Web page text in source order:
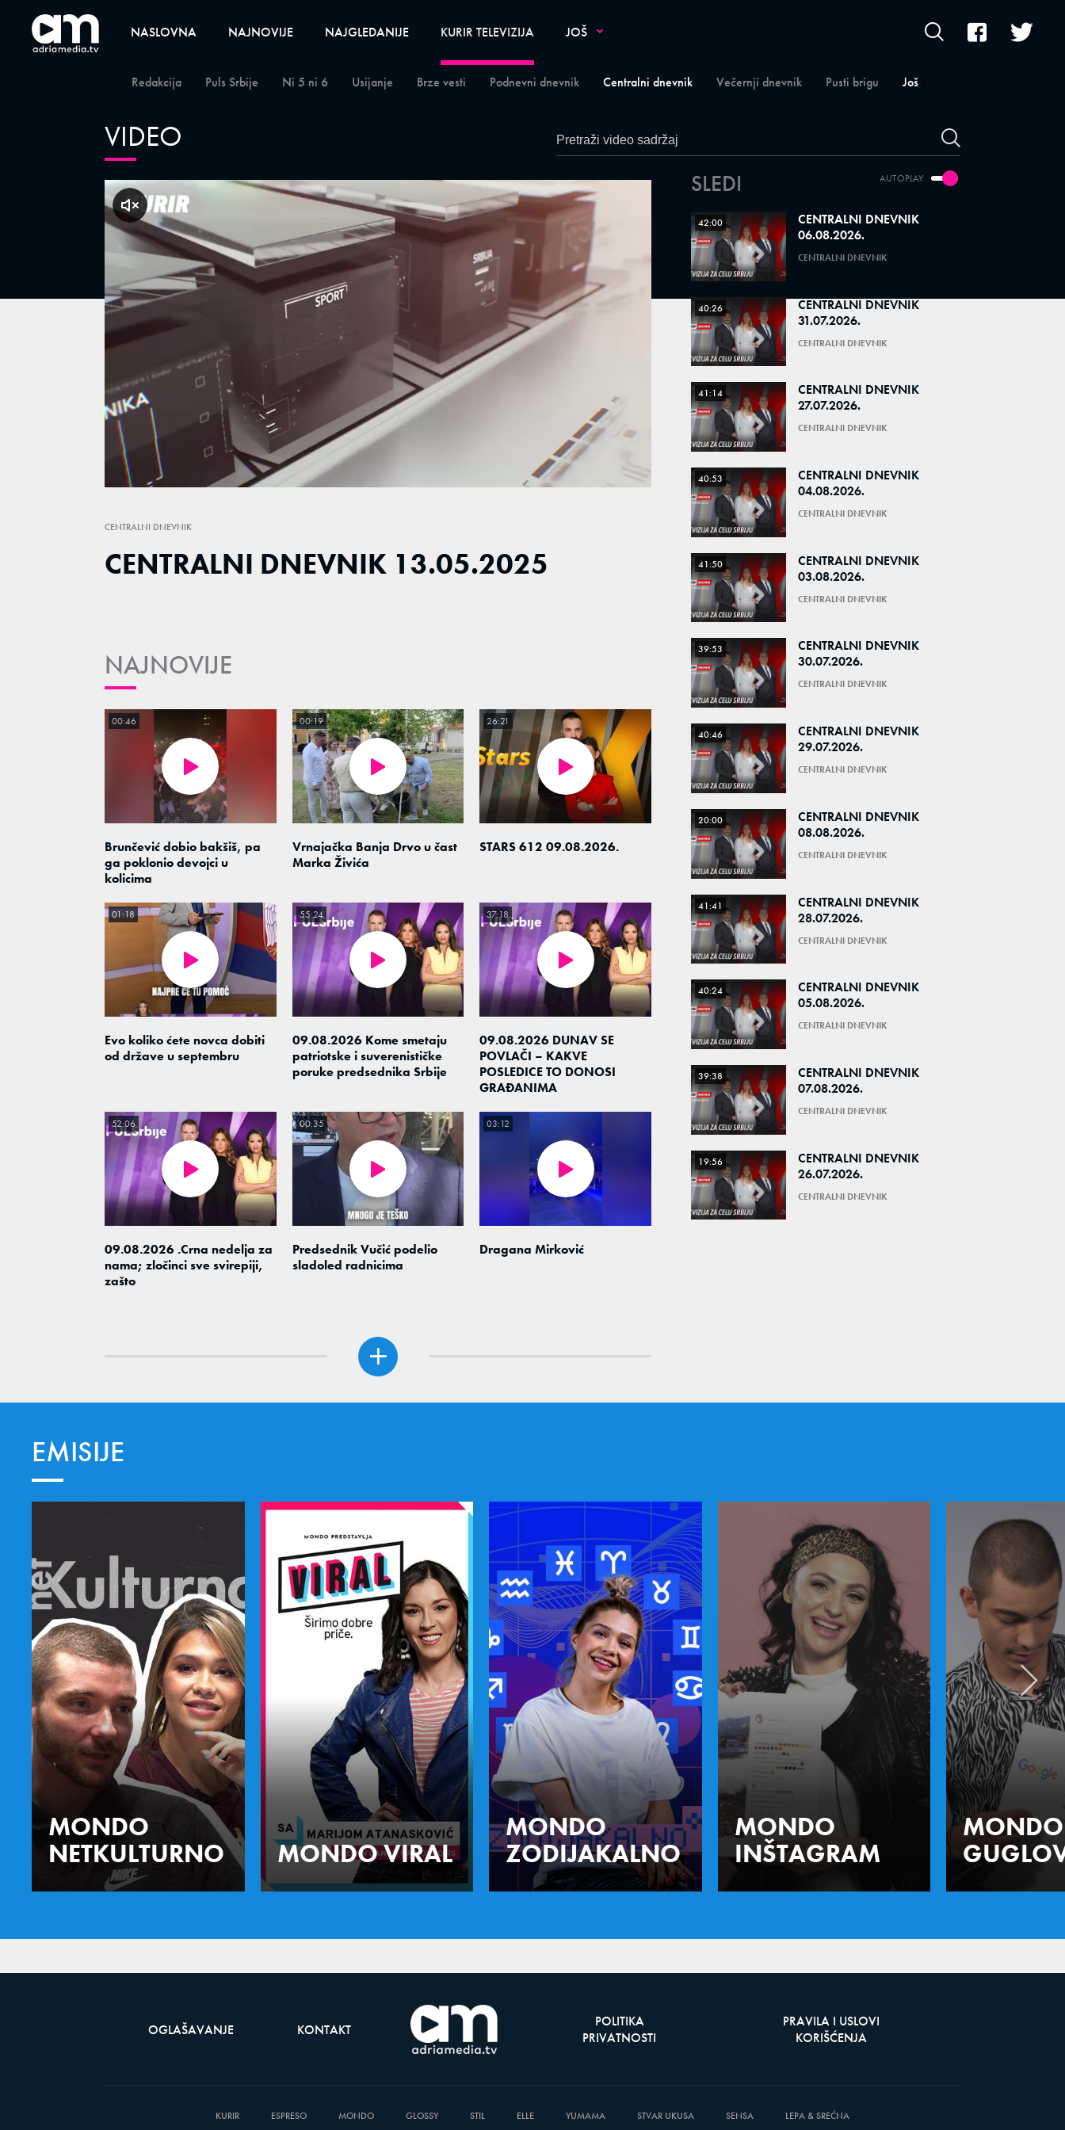
NASLOVNA NAJNOVIJE NAJGLEDANIJE KURIR TELEVIZIJA
Redakcija Puls Srbije Ni 5 ni 6 Usijanje Brze vesti Podnevni dnevnik Centralni dnevnik Večernji dnevnik Pusti brigu Još
JOŠ
VIDEO
Unmute
Loaded
1.50%
klikni za zvuk
CENTRALNI DNEVNIK
CENTRALNI DNEVNIK 13.05.2025
NAJNOVIJE
Brunčević dobio bakšiš, pa
ga poklonio devojci u
kolicima
00:46
Vrnajačka Banja Drvo u čast
Marka Živića
00:19
STARS 612 09.08.2026.
26:21
Evo koliko ćete novca dobiti
od države u septembru
01:18
09.08.2026 Kome smetaju
patriotske i suverenističke
poruke predsednika Srbije
55:24
09.08.2026 DUNAV SE
POVLAČI – KAKVE
POSLEDICE TO DONOSI
GRAĐANIMA
37:18
09.08.2026 .Crna nedelja za
nama; zločinci sve svirepiji,
zašto
52:06
Predsednik Vučić podelio
sladoled radnicima
00:35
Dragana Mirković
03:12
AUTOPLAY
SLEDI
42:00
CENTRALNI DNEVNIK
06.08.2026.
CENTRALNI DNEVNIK
40:26
CENTRALNI DNEVNIK
31.07.2026.
CENTRALNI DNEVNIK
41:14
CENTRALNI DNEVNIK
27.07.2026.
CENTRALNI DNEVNIK
40:53
CENTRALNI DNEVNIK
04.08.2026.
CENTRALNI DNEVNIK
41:50
CENTRALNI DNEVNIK
03.08.2026.
CENTRALNI DNEVNIK
39:53
CENTRALNI DNEVNIK
30.07.2026.
CENTRALNI DNEVNIK
40:46
CENTRALNI DNEVNIK
29.07.2026.
CENTRALNI DNEVNIK
20:00
CENTRALNI DNEVNIK
08.08.2026.
CENTRALNI DNEVNIK
41:41
CENTRALNI DNEVNIK
28.07.2026.
CENTRALNI DNEVNIK
40:24
CENTRALNI DNEVNIK
05.08.2026.
CENTRALNI DNEVNIK
39:38
CENTRALNI DNEVNIK
07.08.2026.
CENTRALNI DNEVNIK
19:56
CENTRALNI DNEVNIK
26.07.2026.
CENTRALNI DNEVNIK
EMISIJE
MONDO
NETKULTURNO
MONDO VIRAL
MONDO
ZODIJAKALNO
MONDO
INŠTAGRAM
MONDO
OGLAŠAVANJE KONTAKT
POLITIKA
PRIVATNOSTI
PRAVILA I USLOVI
KORIŠĆENJA
KURIR ESPRESO MONDO GLOSSY STIL ELLE YUMAMA STVAR UKUSA SENSA LEPA & SREĆNA